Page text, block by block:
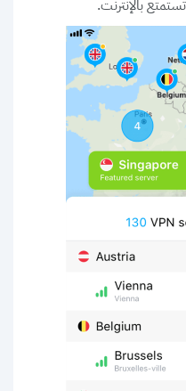
بالإنترنت.